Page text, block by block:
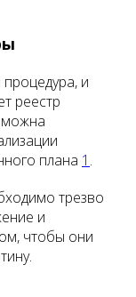
и
реестр
плана 1 .
трезво
и
чтобы они